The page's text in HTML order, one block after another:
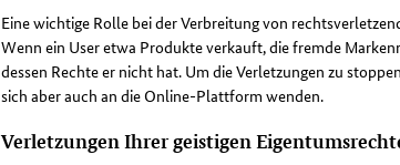
Eine wichtige Rolle bei der Verbreitung von
Wenn ein User etwa Produkte verkauft, die fremde
dessen Rechte er nicht hat. Um die Verletzungen zu
sich aber auch an die Online-Plattform wenden.
Verletzungen Ihrer geistigen